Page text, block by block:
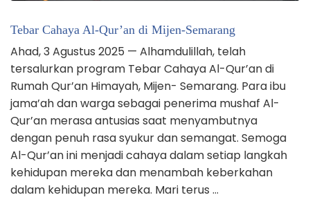
Tebar Cahaya Al-Qur’an di Mijen-Semarang
Ahad, 3 Agustus 2025 — Alhamdulillah, telah
tersalurkan program Tebar Cahaya Al-Qur’an di
Rumah Qur’an Himayah, Mijen- Semarang. Para ibu
jama’ah dan warga sebagai penerima mushaf Al-
Qur’an merasa antusias saat menyambutnya
dengan penuh rasa syukur dan semangat. Semoga
Al-Qur’an ini menjadi cahaya dalam setiap langkah
kehidupan mereka dan menambah keberkahan
dalam kehidupan mereka. Mari terus …